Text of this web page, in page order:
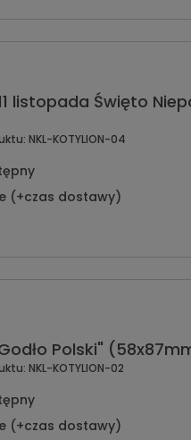
listopada Święto
NKL-KOTYLION-04
(+czas dostawy)
Polski"
NKL-KOTYLION-02
(+czas dostawy)